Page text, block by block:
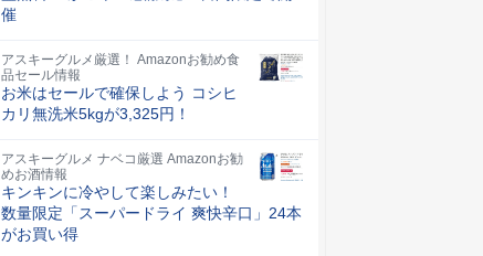
催
アスキーグルメ厳選！ Amazonお勧め食
品セール情報
お米はセールで確保しよう コシヒ
カリ無洗米5kgが3,325円！
アスキーグルメ ナベコ厳選 Amazonお勧
めお酒情報
キンキンに冷やして楽しみたい！
数量限定「スーパードライ 爽快辛口」24本
がお買い得